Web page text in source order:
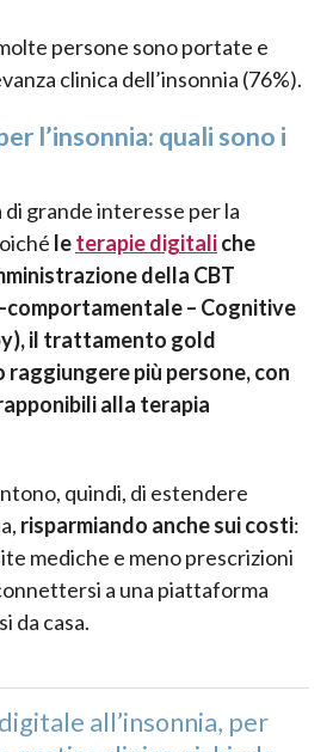
persone sono portate e
clinica dell’insonnia (76%).
l’insonnia: quali sono i
di grande interesse per la
leterapie digitaliche
della CBT
– Cognitive
il trattamento gold
più persone, con
alla terapia
quindi, di estendere
risparmiando anche sui costi:
mediche e meno prescrizioni
a una piattaforma
da casa.
all’insonnia, per